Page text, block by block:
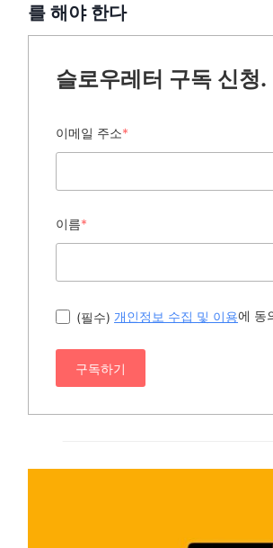
를 해야 한다
슬로우레터 구독 신청.
이메일 주소*
이름*
(필수) 개인정보 수집 및 이용에 동
구독하기